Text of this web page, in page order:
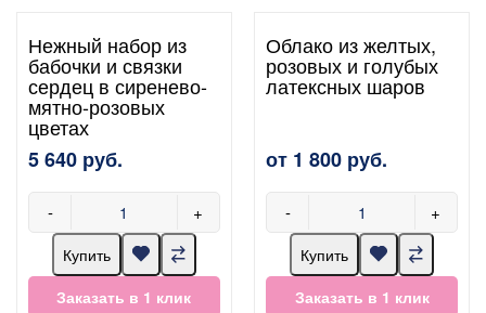
Нежный набор из
бабочки и связки
сердец в сиренево-
мятно-розовых
цветах
5 640 руб.
- +
Купить
Заказать в 1 клик
Облако из желтых,
розовых и голубых
латексных шаров
от 1 800 руб.
- +
Купить
Заказать в 1 клик